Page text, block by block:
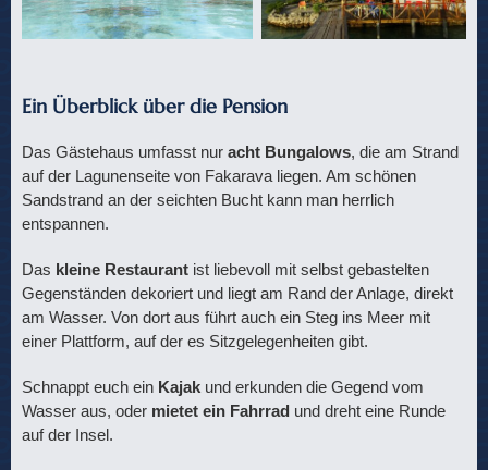
Ein Überblick über die Pension
Das Gästehaus umfasst nur acht Bungalows, die am Strand
auf der Lagunenseite von Fakarava liegen. Am schönen
Sandstrand an der seichten Bucht kann man herrlich
entspannen.
Das kleine Restaurant ist liebevoll mit selbst gebastelten
Gegenständen dekoriert und liegt am Rand der Anlage, direkt
am Wasser. Von dort aus führt auch ein Steg ins Meer mit
einer Plattform, auf der es Sitzgelegenheiten gibt.
Schnappt euch ein Kajak und erkunden die Gegend vom
Wasser aus, oder mietet ein Fahrrad und dreht eine Runde
auf der Insel.